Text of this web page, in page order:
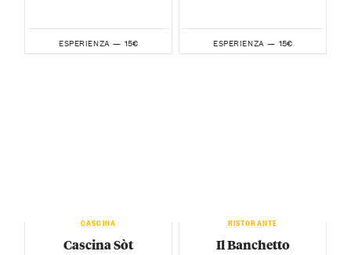
ESPERIENZA — 15€ ESPERIENZA — 15€
CASCINA
Cascina Sòt
RISTORANTE
Il Banchetto